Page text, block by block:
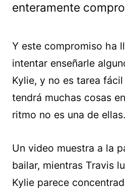
enteramente
Y este compromiso ha
intentar enseñarle
Kylie, y no es tarea
tendrá muchas cosas
ritmo no es una de ellas.
Un video muestra a la
bailar, mientras Travis
Kylie parece